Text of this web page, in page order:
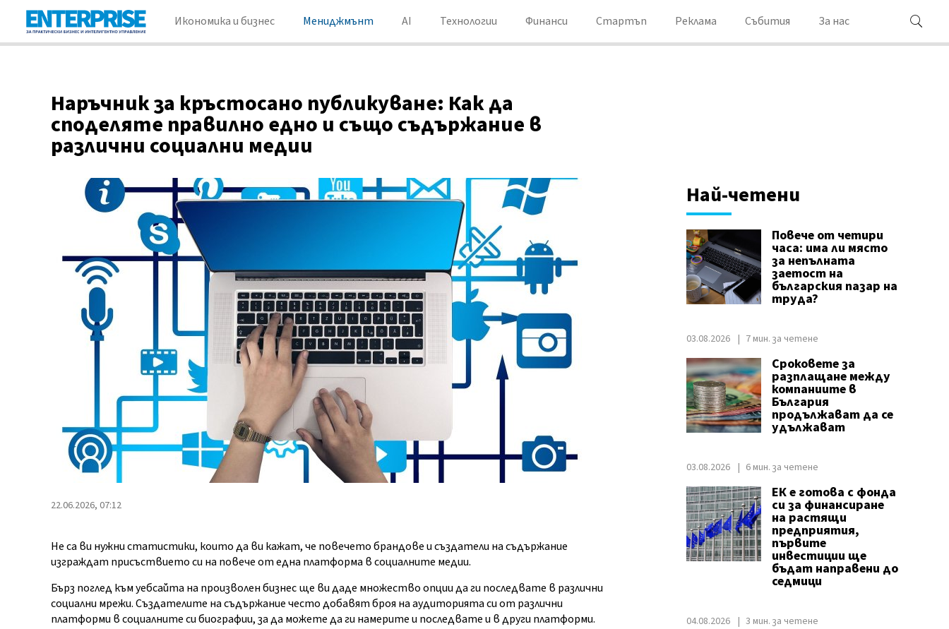
Икономика и бизнес Мениджмънт AI Технологии Финанси Стартъп Реклама Събития За нас
Наръчник за кръстосано публикуване: Как да
споделяте правилно едно и също съдържание в
различни социални медии
22.06.2026, 07:12
Не са ви нужни статистики, които да ви кажат, че повечето брандове и създатели на съдържание
изграждат присъствието си на повече от една платформа в социалните медии.
Бърз поглед към уебсайта на произволен бизнес ще ви даде множество опции да ги последвате в различни
социални мрежи. Създателите на съдържание често добавят броя на аудиторията си от различни
платформи в социалните си биографии, за да можете да ги намерите и последвате и в други платформи.
Най-четени
Повече от четири
часа: има ли място
за непълната
заетост на
българския пазар на
труда?
03.08.2026 7 мин. за четене
Сроковете за
разплащане между
компаниите в
България
продължават да се
удължават
03.08.2026 6 мин. за четене
ЕК е готова с фонда
си за финансиране
на растящи
предприятия,
първите
инвестиции ще
бъдат направени до
седмици
04.08.2026 3 мин. за четене